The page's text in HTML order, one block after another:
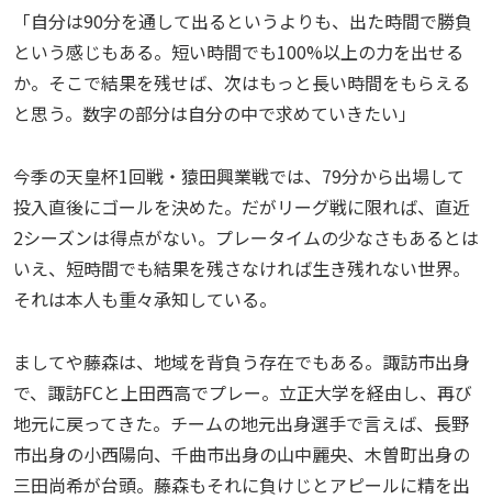
「自分は90分を通して出るというよりも、出た時間で勝負
という感じもある。短い時間でも100%以上の力を出せる
か。そこで結果を残せば、次はもっと長い時間をもらえる
と思う。数字の部分は自分の中で求めていきたい」
今季の天皇杯1回戦・猿田興業戦では、79分から出場して
投入直後にゴールを決めた。だがリーグ戦に限れば、直近
2シーズンは得点がない。プレータイムの少なさもあるとは
いえ、短時間でも結果を残さなければ生き残れない世界。
それは本人も重々承知している。
ましてや藤森は、地域を背負う存在でもある。諏訪市出身
で、諏訪FCと上田西高でプレー。立正大学を経由し、再び
地元に戻ってきた。チームの地元出身選手で言えば、長野
市出身の小西陽向、千曲市出身の山中麗央、木曽町出身の
三田尚希が台頭。藤森もそれに負けじとアピールに精を出